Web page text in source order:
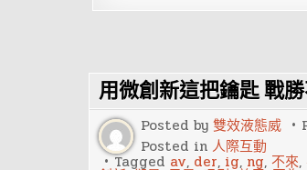
用微創新這把鑰匙 戰
Posted by 雙效液態威
Posted in 人際互動
Tagged av, der, ig, ng, 不來,